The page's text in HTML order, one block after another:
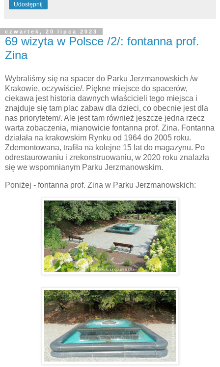
Udostępnij
czwartek, 20 lipca 2023
69 wizyta w Polsce /2/: fontanna prof.
Zina
Wybraliśmy się na spacer do Parku Jerzmanowskich /w
Krakowie, oczywiście/. Piękne miejsce do spacerów,
ciekawa jest historia dawnych właścicieli tego miejsca i
znajduje się tam plac zabaw dla dzieci, co obecnie jest dla
nas priorytetem/. Ale jest tam również jeszcze jedna rzecz
warta zobaczenia, mianowicie fontanna prof. Zina. Fontanna
działała na krakowskim Rynku od 1964 do 2005 roku.
Zdemontowana, trafiła na kolejne 15 lat do magazynu. Po
odrestaurowaniu i zrekonstruowaniu, w 2020 roku znalazła
się we wspomnianym Parku Jerzmanowskim.
Poniżej - fontanna prof. Zina w Parku Jerzmanowskich: